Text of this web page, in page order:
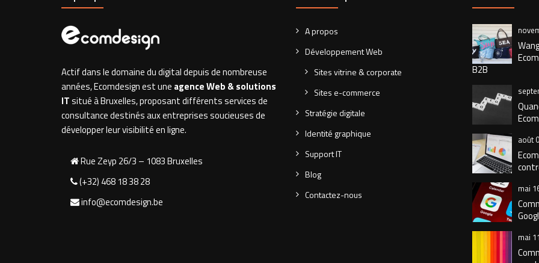
Actif dans le domaine du digital depuis de nombreuse
années, Ecomdesign est une agence Web & solutions
ITsitué à Bruxelles, proposant différents services de
consultance destinés aux entreprises soucieuses de
développer leur visibilité en ligne.
Rue Zeyp 26/3 – 1083 Bruxelles
(+32) 468 18 38 28
info@ecomdesign.be
A propos
Développement Web
Sites vitrine & corporate
Sites e-commerce
Stratégie digitale
Identité graphique
Support IT
Blog
Contactez-nous
B2B
août
mai
mai